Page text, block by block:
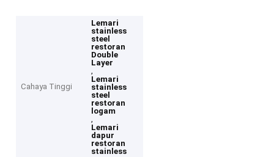
Cahaya Tinggi
Lemari
stainless
steel
restoran
Double
Layer
,
Lemari
stainless
steel
restoran
logam
,
Lemari
dapur
restoran
stainless